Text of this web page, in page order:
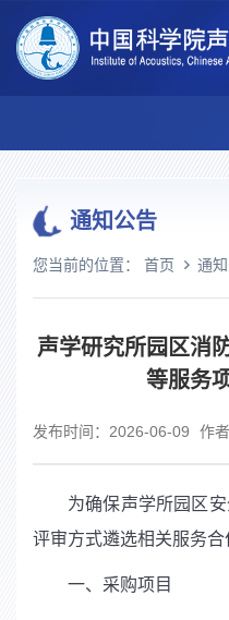
通知公告
您当前的位置： 首页 通
声学研究所园区消
等服务
发布时间：2026-06-09 作
为确保声学所园区
评审方式遴选相关服务合
一、采购项目